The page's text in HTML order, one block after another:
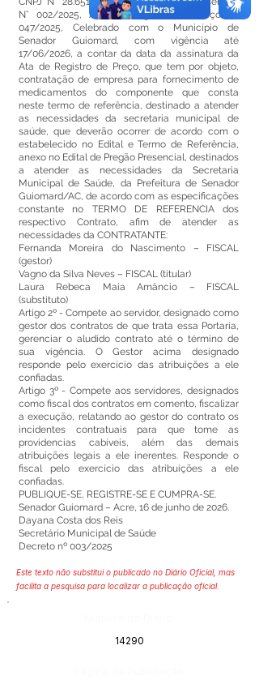
N° 002/2025, Ata de Registro de Preço N°
047/2025, Celebrado com o Município de
Senador Guiomard, com vigência até
17/06/2026, a contar da data da assinatura da
Ata de Registro de Preço, que tem por objeto,
contratação de empresa para fornecimento de
medicamentos do componente que consta
neste termo de referência, destinado a atender
as necessidades da secretaria municipal de
saúde, que deverão ocorrer de acordo com o
estabelecido no Edital e Termo de Referência,
anexo no Edital de Pregão Presencial, destinados
a atender as necessidades da Secretaria
Municipal de Saúde, da Prefeitura de Senador
Guiomard/AC, de acordo com as especificações
constante no TERMO DE REFERENCIA dos
respectivo Contrato, afim de atender as
necessidades da CONTRATANTE:
Fernanda Moreira do Nascimento – FISCAL
(gestor)
Vagno da Silva Neves – FISCAL (titular)
Laura Rebeca Maia Amâncio – FISCAL
(substituto)
Artigo 2º - Compete ao servidor, designado como
gestor dos contratos de que trata essa Portaria,
gerenciar o aludido contrato até o término de
sua vigência. O Gestor acima designado
responde pelo exercício das atribuições a ele
confiadas.
Artigo 3º - Compete aos servidores, designados
como fiscal dos contratos em comento, fiscalizar
a execução, relatando ao gestor do contrato os
incidentes contratuais para que tome as
providencias cabíveis, além das demais
atribuições legais a ele inerentes. Responde o
fiscal pelo exercício das atribuições a ele
confiadas.
PUBLIQUE-SE, REGISTRE-SE E CUMPRA-SE.
Senador Guiomard – Acre, 16 de junho de 2026.
Dayana Costa dos Reis
Secretário Municipal de Saúde
Decreto nº 003/2025
Este texto não substitui o publicado no Diário Oficial, mas
facilita a pesquisa para localizar a publicação oficial.
14290